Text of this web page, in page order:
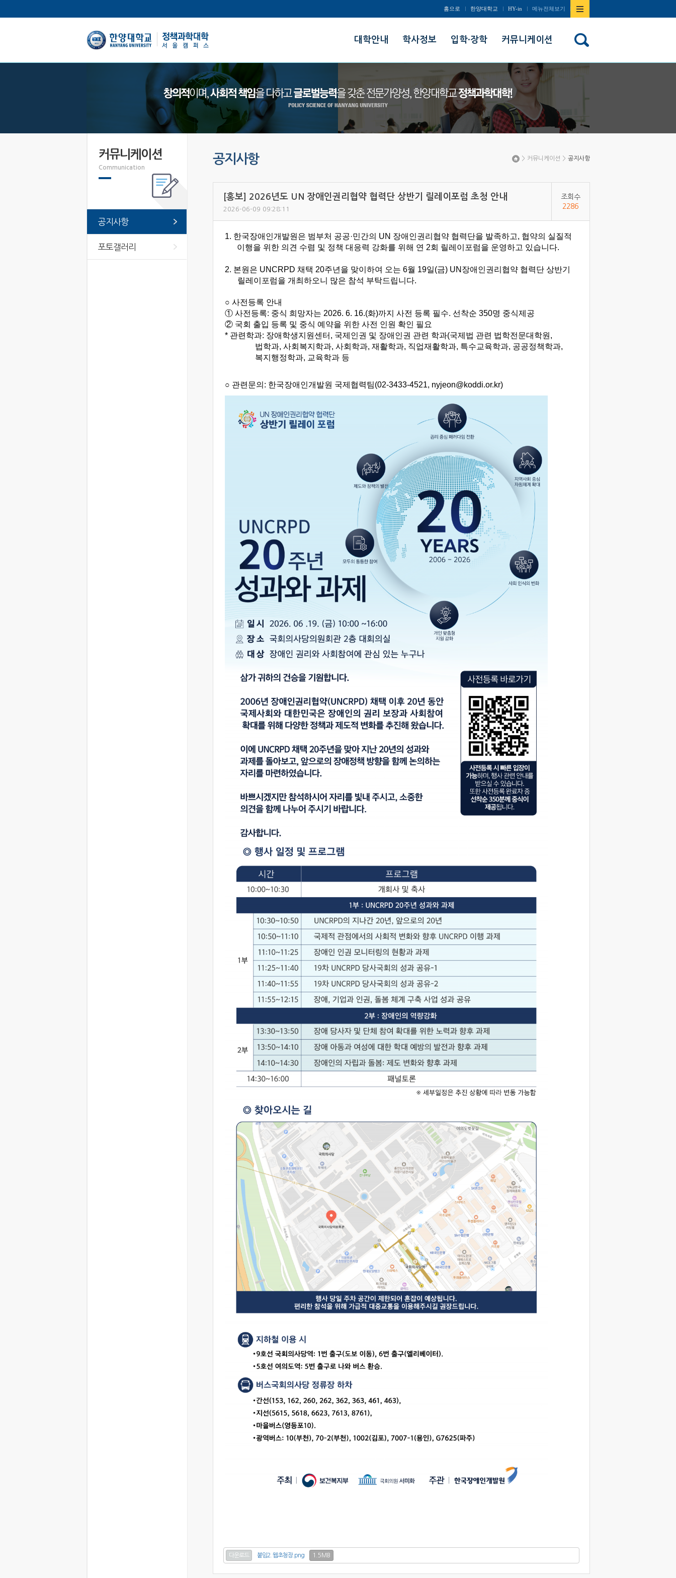
홈으로 한양대학교 HY-in 메뉴전체보기
대학안내 학사정보 입학·장학 커뮤니케이션
> 커뮤니케이션 > 공지사항
커뮤니케이션
Communication
공지사항
포토갤러리
공지사항
[홍보] 2026년도 UN 장애인권리협약 협력단 상반기 릴레이포럼 초청 안내
2026-06-09 09:28:11
조회수
2286
1. 한국장애인개발원은 범부처 공공·민간의 UN 장애인권리협약 협력단을 발족하고, 협약의 실질적
이행을 위한 의견 수렴 및 정책 대응력 강화를 위해 연 2회 릴레이포럼을 운영하고 있습니다.
2. 본원은 UNCRPD 채택 20주년 을 맞이하여 오는 6월 19일(금) UN장애인권리협약 협력단 상반기
릴레이포럼을 개최 하오니 많은 참석 부탁드립니다.
○ 사전등록 안내
① 사전등록: 중식 희망자는 2026. 6. 16.(화)까지 사전 등록 필수. 선착순 350명 중식제공
② 국회 출입 등록 및 중식 예약을 위한 사전 인원 확인 필요
* 관련학과: 장애학생지원센터, 국제인권 및 장애인권 관련 학과(국제법 관련 법학전문대학원,
법학과, 사회복지학과, 사회학과, 재활학과, 직업재활학과, 특수교육학과, 공공정책학과,
복지행정학과, 교육학과 등
○ 관련문의: 한국장애인개발원 국제협력팀(02-3433-4521, nyjeon@koddi.or.kr)
다운로드 붙임2. 웹초청장.png 1.5MB